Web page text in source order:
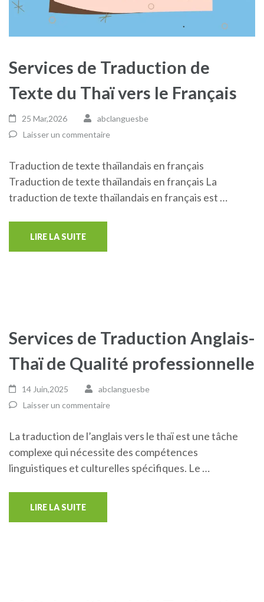
Services de Traduction de
Texte du Thaï vers le Français
25 Mar,2026
abclanguesbe
Laisser un commentaire
Traduction de texte thaïlandais en français
Traduction de texte thaïlandais en français La
traduction de texte thaïlandais en français est …
LIRE LA SUITE
Services de Traduction Anglais-
Thaï de Qualité professionnelle
14 Juin,2025
abclanguesbe
Laisser un commentaire
La traduction de l’anglais vers le thaï est une tâche
complexe qui nécessite des compétences
linguistiques et culturelles spécifiques. Le …
LIRE LA SUITE